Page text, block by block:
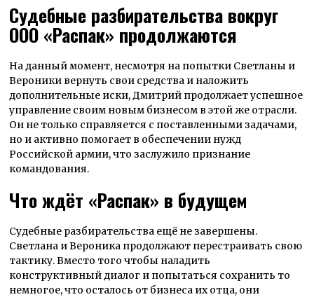
Судебные разбирательства вокруг
ООО «Распак» продолжаются
На данный момент, несмотря на попытки Светланы и
Вероники вернуть свои средства и наложить
дополнительные иски, Дмитрий продолжает успешное
управление своим новым бизнесом в этой же отрасли.
Он не только справляется с поставленными задачами,
но и активно помогает в обеспечении нужд
Российской армии, что заслужило признание
командования.
Что ждёт «Распак» в будущем
Судебные разбирательства ещё не завершены.
Светлана и Вероника продолжают перестраивать свою
тактику. Вместо того чтобы наладить
конструктивный диалог и попытаться сохранить то
немногое, что осталось от бизнеса их отца, они